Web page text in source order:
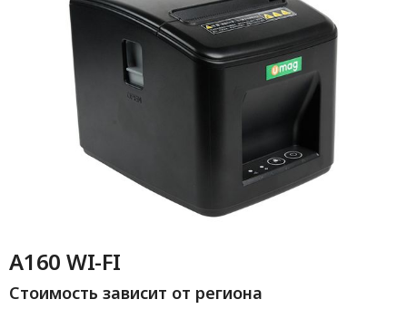
A160 WI-FI
Стоимость зависит от региона